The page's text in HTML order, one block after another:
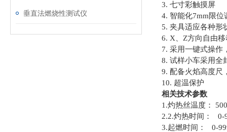
垂直法燃烧性测试仪
3. 七寸彩触摸屏
4. 智能化7mm限位
5. 夹具适应各种形
6. X、Z方向自由
7. 采用一键式操作
8. 试样小车采用全
9. 配备火焰高度尺
10. 超温保护
相关技术参数
1.灼热丝温度：
2.2.灼热时间： 0-
3.起燃时间： 0-